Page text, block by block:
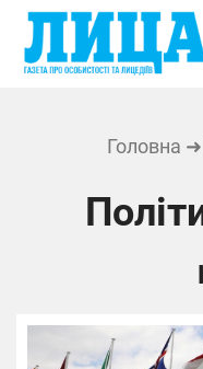
Головна ➜